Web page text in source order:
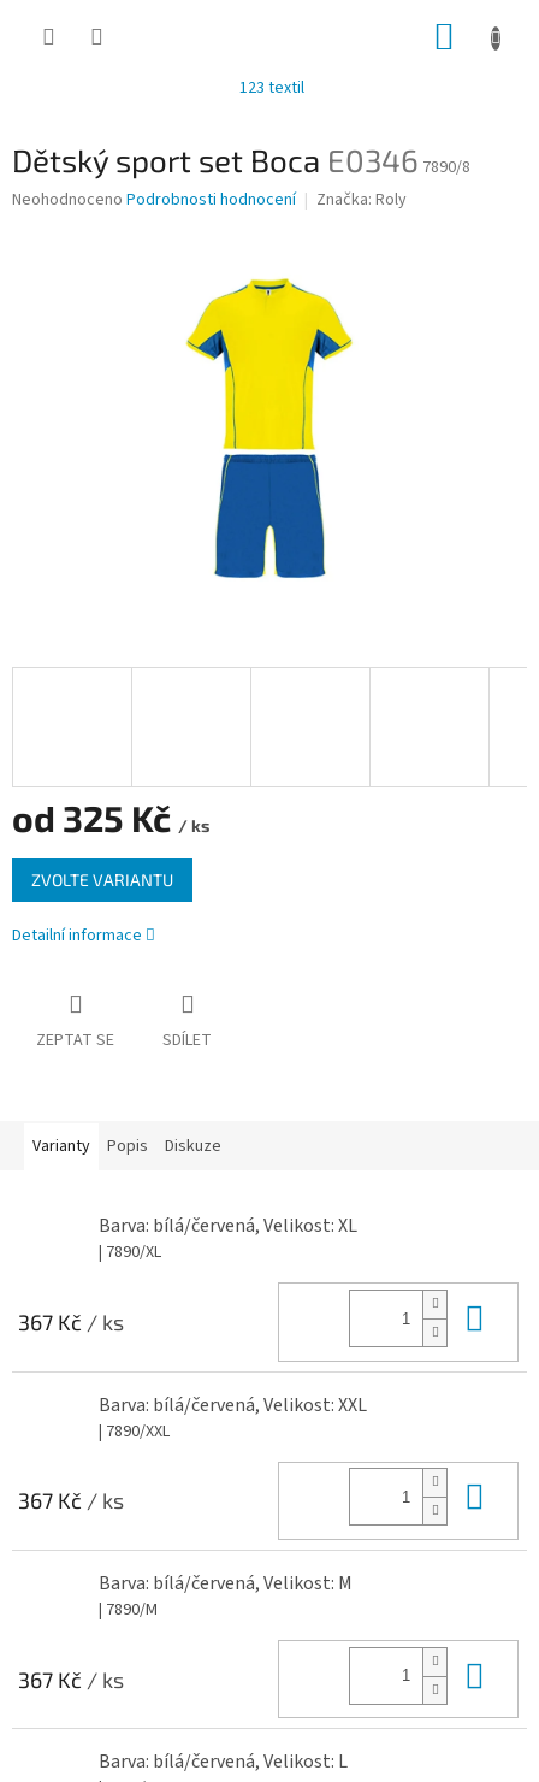
123 textil
Dětský sport set Boca E0346 7890/8
Průměrné
Neohodnoceno Podrobnosti hodnocení Značka: Roly
od 325 Kč / ks
Měrná
cena:
ZVOLTE VARIANTU
Detailní informace
ZEPTAT SE SDÍLET
Varianty Popis Diskuze
Barva: bílá/červená, Velikost: XL
| 7890/XL
367 Kč / ks
Barva: bílá/červená, Velikost: XXL
| 7890/XXL
367 Kč / ks
Barva: bílá/červená, Velikost: M
| 7890/M
367 Kč / ks
Barva: bílá/červená, Velikost: L